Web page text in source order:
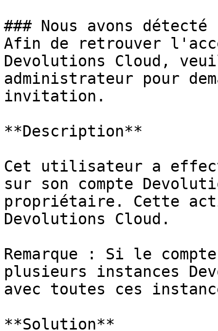
### Nous avons
Afin de retrouver
Devolutions Cloud,
administrateur pour
invitation.
**Description**
Cet utilisateur a
sur son compte
propriétaire. Cette
Devolutions Cloud.
Remarque : Si le
plusieurs instances
avec toutes ces
**Solution**